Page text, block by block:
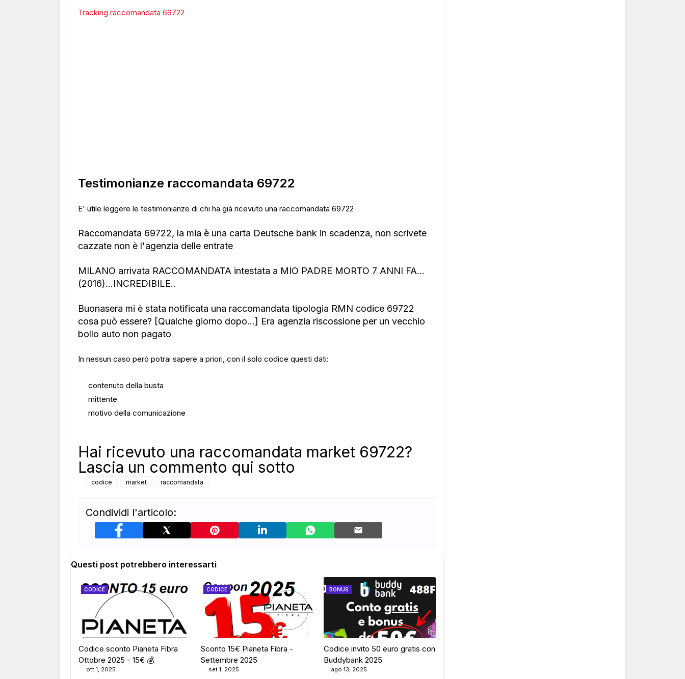
Tracking raccomandata 69722
Testimonianze raccomandata 69722
E' utile leggere le testimonianze di chi ha già ricevuto una raccomandata 69722
Raccomandata 69722, la mia è una carta Deutsche bank in scadenza, non scrivete
cazzate non è l'agenzia delle entrate
MILANO arrivata RACCOMANDATA intestata a MIO PADRE MORTO 7 ANNI FA...
(2016)...INCREDIBILE..
Buonasera mi è stata notificata una raccomandata tipologia RMN codice 69722
cosa può essere? [Qualche giorno dopo...] Era agenzia riscossione per un vecchio
bollo auto non pagato
In nessun caso però potrai sapere a priori, con il solo codice questi dati:
contenuto della busta
mittente
motivo della comunicazione
Hai ricevuto una raccomandata market 69722?
Lascia un commento qui sotto
codice market raccomandata
Condividi l'articolo:
Questi post potrebbero interessarti
CODICE
Codice sconto Pianeta Fibra
Ottobre 2025 - 15€ 💰
ott 1, 2025
CODICE
Sconto 15€ Pianeta Fibra -
Settembre 2025
set 1, 2025
BONUS
Codice invito 50 euro gratis con
Buddybank 2025
ago 13, 2025